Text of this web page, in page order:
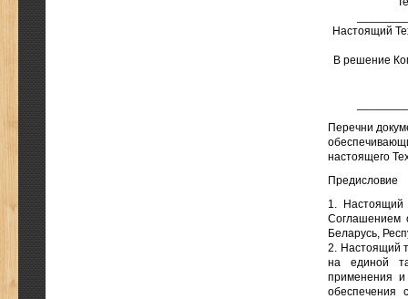
Настоящий
В решение
Перечни
настоящего
Предисловие
1. Настоящий
Соглашением
Беларусь,
2. Настоящий
на единой
применения и
обеспечения